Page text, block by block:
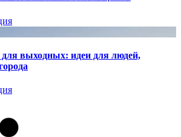
выходных: идеи для людей,